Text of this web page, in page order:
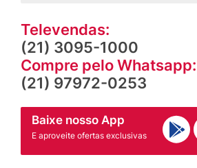
Televendas:
(21) 3095-1000
Compre pelo Whatsapp:
(21) 97972-0253
Baixe nosso App
E aproveite ofertas exclusivas